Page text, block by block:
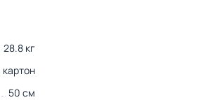
28.8 кг
картон
50 см